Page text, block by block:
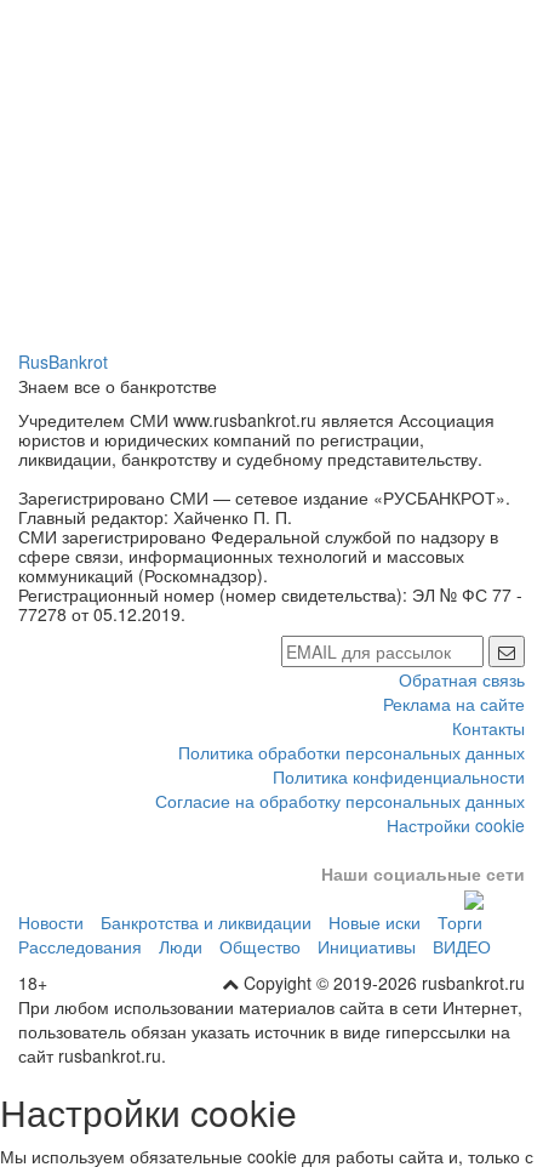
RusBankrot
Знаем все о банкротстве
Учредителем СМИ www.rusbankrot.ru является Ассоциация
юристов и юридических компаний по регистрации,
ликвидации, банкротству и судебному представительству.
Зарегистрировано СМИ — сетевое издание «РУСБАНКРОТ».
Главный редактор: Хайченко П. П.
СМИ зарегистрировано Федеральной службой по надзору в
сфере связи, информационных технологий и массовых
коммуникаций (Роскомнадзор).
Регистрационный номер (номер свидетельства): ЭЛ № ФС 77 -
77278 от 05.12.2019.
Обратная связь
Реклама на сайте
Контакты
Политика обработки персональных данных
Политика конфиденциальности
Согласие на обработку персональных данных
Настройки cookie
Наши социальные сети
Новости Банкротства и ликвидации Новые иски
Торги
Расследования
Люди Общество Инициативы
ВИДЕО
Copyight © 2019-2026 rusbankrot.ru
18+
При любом использовании материалов сайта в сети Интернет,
пользователь обязан указать источник в виде гиперссылки на
сайт rusbankrot.ru.
Настройки cookie
Мы используем обязательные cookie для работы сайта и, только с